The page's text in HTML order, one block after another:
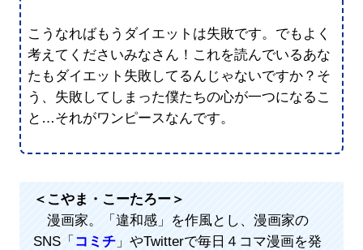
こうなればもうダイエットは失敗です。でもよく
考えてくださいみなさん！これを読んでいるあな
たもダイエット失敗してるんじゃないですか？そ
う、失敗してしまった僕たちの心が一つになるこ
と…それがワンピースなんです。
＜こやま・こーたろー＞
漫画家。「違和感」を作風とし、漫画家の
SNS「 コミチ」やTwitterで毎日４コマ漫画を発